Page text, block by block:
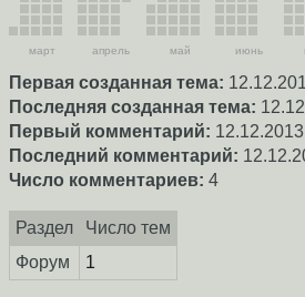
март апрель май июнь
Первая созданная тема:
Последняя созданная тема:
Первый комментарий:
Последний комментарий:
Число комментариев: 4
Раздел
Число тем
Форум
1